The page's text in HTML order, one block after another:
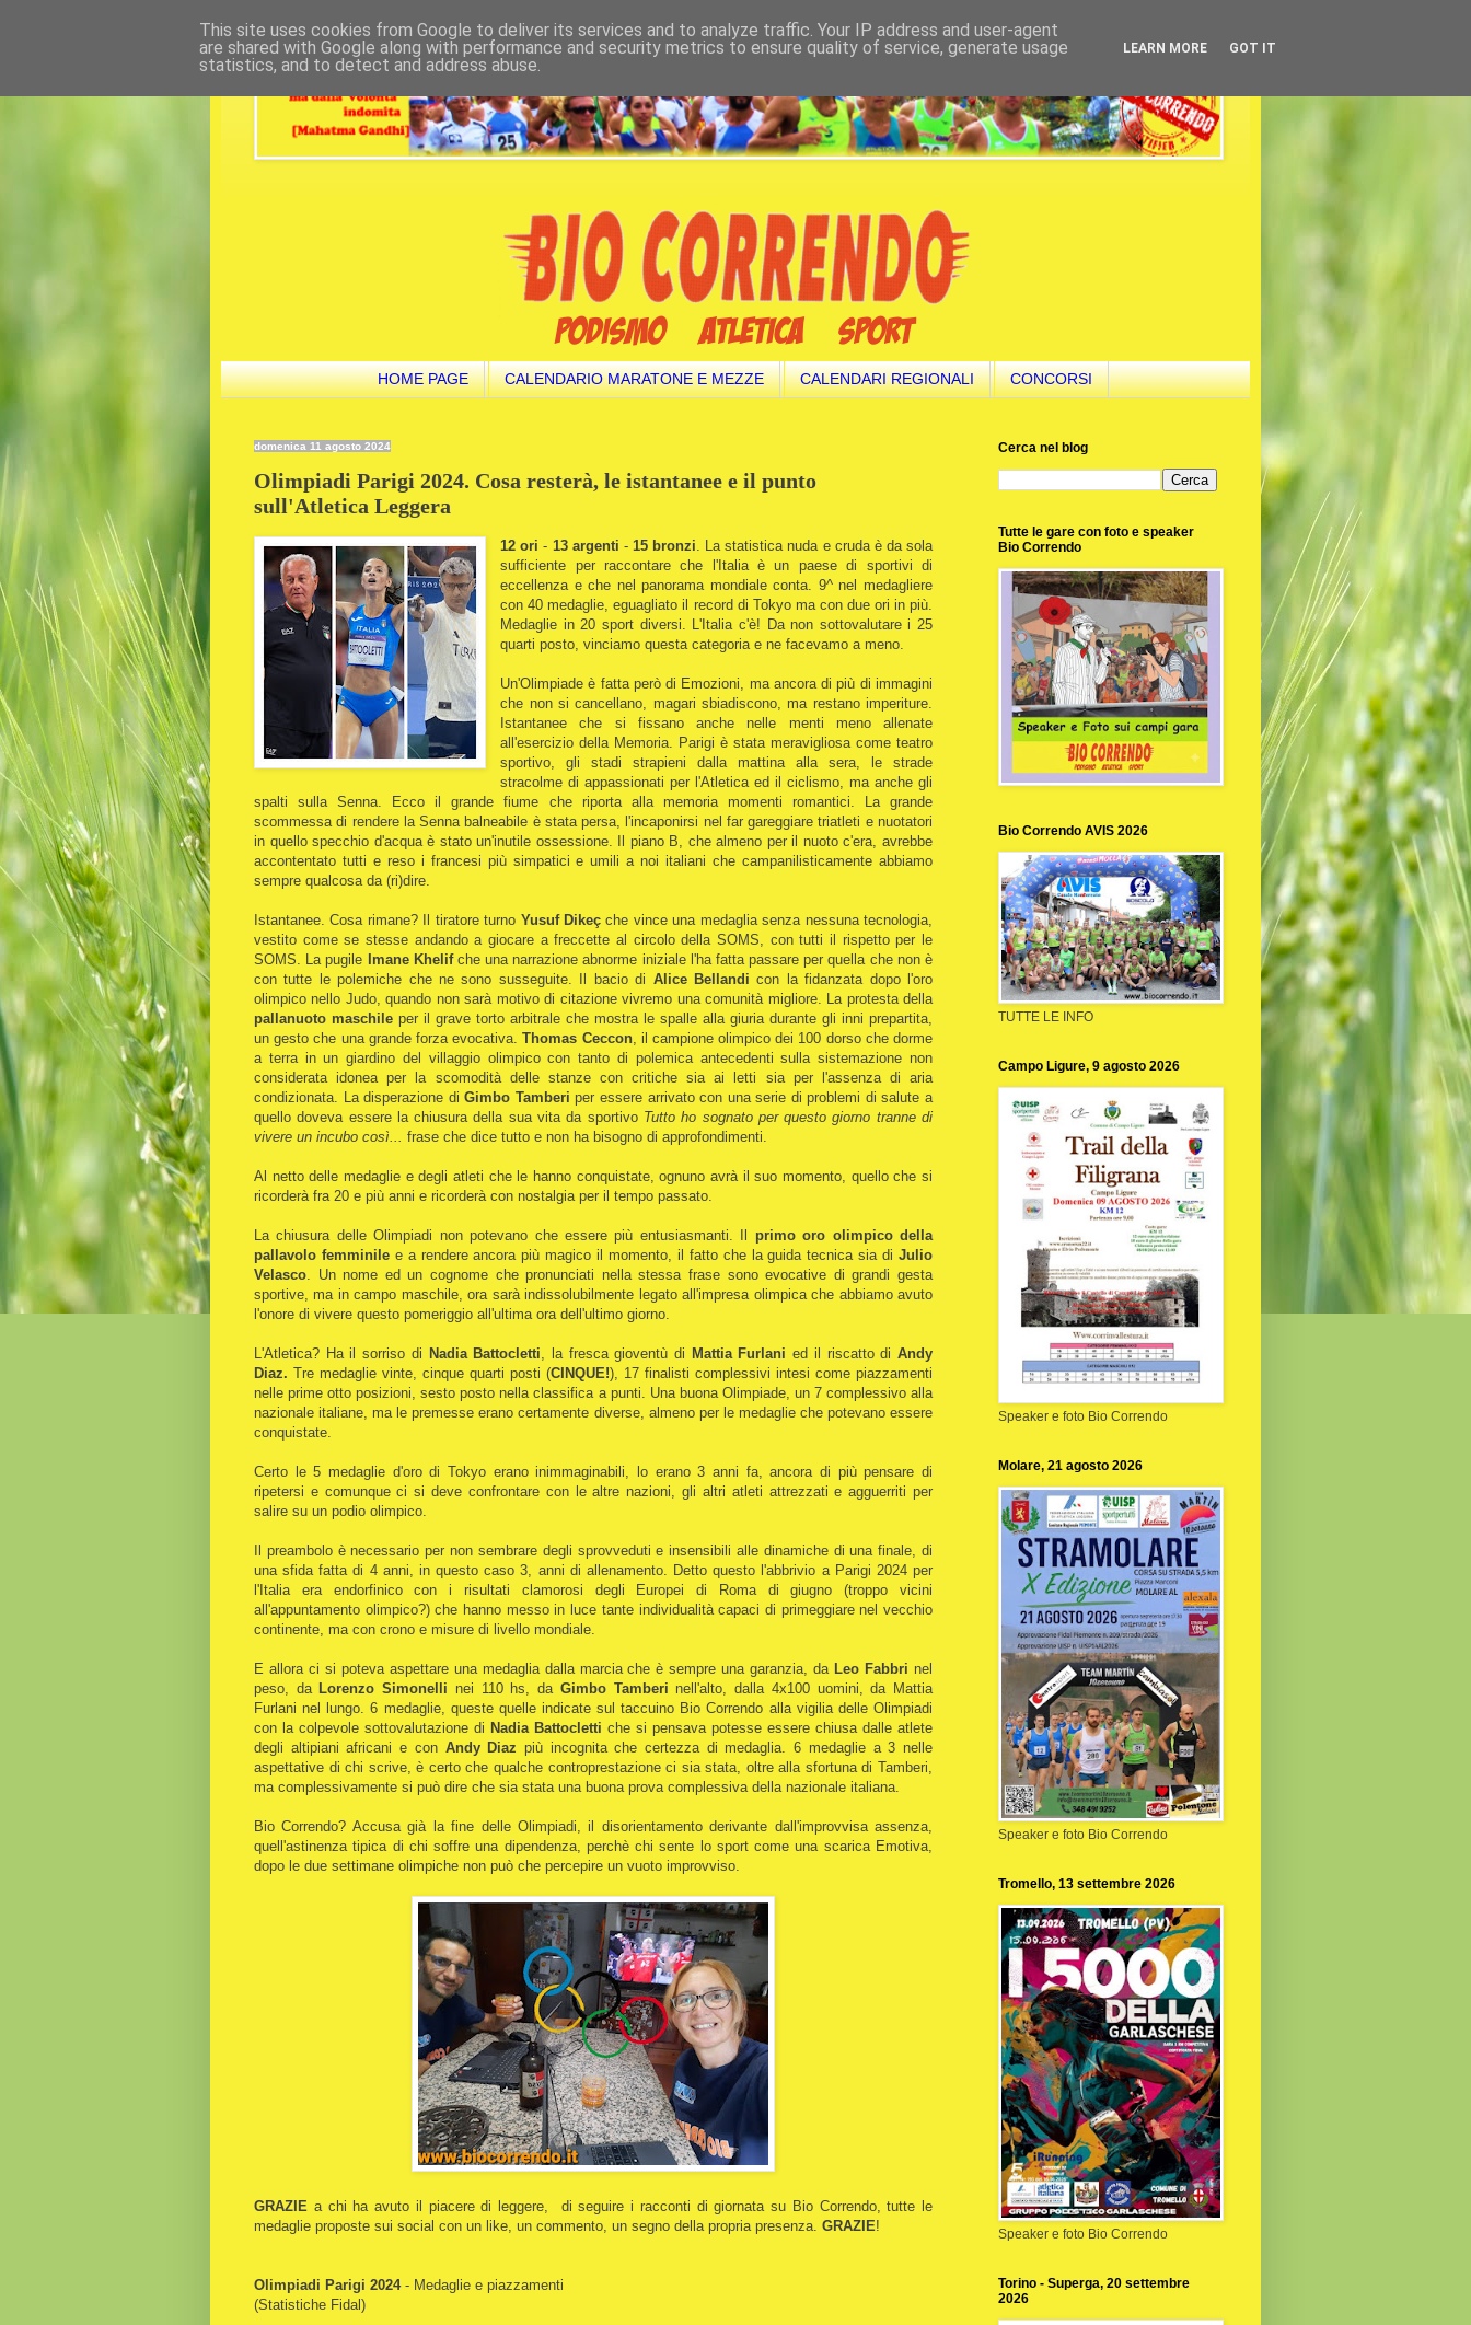
HOME PAGE CALENDARIO MARATONE E MEZZE CALENDARI REGIONALI CONCORSI
domenica 11 agosto 2024
Olimpiadi Parigi 2024. Cosa resterà, le istantanee e il punto
sull'Atletica Leggera
12 ori - 13 argenti - 15 bronzi . La statistica nuda e cruda è da sola
sufficiente per raccontare che l'Italia è un paese di sportivi di
eccellenza e che nel panorama mondiale conta. 9^ nel medagliere
con 40 medaglie, eguagliato il record di Tokyo ma con due ori in più.
Medaglie in 20 sport diversi. L'Italia c'è! Da non sottovalutare i 25
quarti posto, vinciamo questa categoria e ne facevamo a meno.
Un'Olimpiade è fatta però di Emozioni, ma ancora di più di immagini
che non si cancellano, magari sbiadiscono, ma restano imperiture.
Istantanee che si fissano anche nelle menti meno allenate
all'esercizio della Memoria. Parigi è stata meravigliosa come teatro
sportivo, gli stadi strapieni dalla mattina alla sera, le strade
stracolme di appassionati per l'Atletica ed il ciclismo, ma anche gli
spalti sulla Senna. Ecco il grande fiume che riporta alla memoria momenti romantici. La grande
scommessa di rendere la Senna balneabile è stata persa, l'incaponirsi nel far gareggiare triatleti e nuotatori
in quello specchio d'acqua è stato un'inutile ossessione. Il piano B, che almeno per il nuoto c'era, avrebbe
accontentato tutti e reso i francesi più simpatici e umili a noi italiani che campanilisticamente abbiamo
sempre qualcosa da (ri)dire.
Istantanee. Cosa rimane? Il tiratore turno Yusuf Dikeç che vince una medaglia senza nessuna tecnologia,
vestito come se stesse andando a giocare a freccette al circolo della SOMS, con tutti il rispetto per le
SOMS. La pugile
Imane Khelif che una narrazione abnorme iniziale l'ha fatta passare per quella che non è
con tutte le polemiche che ne sono susseguite. Il bacio di Alice Bellandi con la fidanzata dopo l'oro
olimpico nello Judo, quando non sarà motivo di citazione vivremo una comunità migliore. La protesta della
pallanuoto maschile per il grave torto arbitrale che mostra le spalle alla giuria durante gli inni prepartita,
un gesto che una grande forza evocativa.Thomas Ceccon, il campione olimpico dei 100 dorso che dorme
a terra in un giardino del villaggio olimpico con tanto di polemica antecedenti sulla sistemazione non
considerata idonea per la scomodità delle stanze con critiche sia ai letti sia per l'assenza di aria
condizionata. La disperazione diGimbo Tamberi per essere arrivato con una serie di problemi di salute a
quello doveva essere la chiusura della sua vita da sportivo Tutto ho sognato per questo giorno tranne di
vivere un incubo così...
frase che dice tutto e non ha bisogno di approfondimenti.
Al netto delle medaglie e degli atleti che le hanno conquistate, ognuno avrà il suo momento, quello che si
ricorderà fra 20 e più anni e ricorderà con nostalgia per il tempo passato.
La chiusura delle Olimpiadi non potevano che essere più entusiasmanti. Il primo oro olimpico della
pallavolo femminilee a rendere ancora più magico il momento, il fatto che la guida tecnica sia diJulio
Velasco . Un nome ed un cognome che pronunciati nella stessa frase sono evocative di grandi gesta
sportive, ma in campo maschile, ora sarà indissolubilmente legato all'impresa olimpica che abbiamo avuto
l'onore di vivere questo pomeriggio all'ultima ora dell'ultimo giorno.
L'Atletica? Ha il sorriso di Nadia Battocletti , la fresca gioventù di Mattia Furlani ed il riscatto diAndy
Diaz. Tre medaglie vinte, cinque quarti posti (CINQUE!), 17 finalisti complessivi intesi come piazzamenti
nelle prime otto posizioni, sesto posto nella classifica a punti. Una buona Olimpiade, un 7 complessivo alla
nazionale italiane, ma le premesse erano certamente diverse, almeno per le medaglie che potevano essere
conquistate.
Certo le 5 medaglie d'oro di Tokyo erano inimmaginabili, lo erano 3 anni fa, ancora di più pensare di
ripetersi e comunque ci si deve confrontare con le altre nazioni, gli altri atleti attrezzati e agguerriti per
salire su un podio olimpico.
Il preambolo è necessario per non sembrare degli sprovveduti e insensibili alle dinamiche di una finale, di
una sfida fatta di 4 anni, in questo caso 3, anni di allenamento. Detto questo l'abbrivio a Parigi 2024 per
l'Italia era endorfinico con i risultati clamorosi degli Europei di Roma di giugno (troppo vicini
all'appuntamento olimpico?) che hanno messo in luce tante individualità capaci di primeggiare nel vecchio
continente, ma con crono e misure di livello mondiale.
E allora ci si poteva aspettare una medaglia dalla marcia che è sempre una garanzia, da Leo Fabbri nel
peso, da Lorenzo Simonelli nei 110 hs, da Gimbo Tamberi nell'alto, dalla 4x100 uomini, da Mattia
Furlani nel lungo. 6 medaglie, queste quelle indicate sul taccuino Bio Correndo alla vigilia delle Olimpiadi
con la colpevole sottovalutazione di Nadia Battocletti che si pensava potesse essere chiusa dalle atlete
degli altipiani africani e con Andy Diaz più incognita che certezza di medaglia. 6 medaglie a 3 nelle
aspettative di chi scrive, è certo che qualche controprestazione ci sia stata, oltre alla sfortuna di Tamberi,
ma complessivamente si può dire che sia stata una buona prova complessiva della nazionale italiana.
Bio Correndo? Accusa già la fine delle Olimpiadi, il disorientamento derivante dall'improvvisa assenza,
quell'astinenza tipica di chi soffre una dipendenza, perchè chi sente lo sport come una scarica Emotiva,
dopo le due settimane olimpiche non può che percepire un vuoto improvviso.
GRAZIE a chi ha avuto il piacere di leggere, di seguire i racconti di giornata su Bio Correndo, tutte le
medaglie proposte sui social con un like, un commento, un segno della propria presenza. GRAZIE!
Olimpiadi Parigi 2024- Medaglie e piazzamenti
(Statistiche Fidal)
Cerca nel blog
Tutte le gare con foto e speaker
Bio Correndo
Bio Correndo AVIS 2026
TUTTE LE INFO
Campo Ligure, 9 agosto 2026
Speaker e foto Bio Correndo
Molare, 21 agosto 2026
Speaker e foto Bio Correndo
Tromello, 13 settembre 2026
Speaker e foto Bio Correndo
Torino - Superga, 20 settembre
2026
This site uses cookies from Google to deliver its services and to analyze traffic. Your IP address and user-agent
are shared with Google along with performance and security metrics to ensure quality of service, generate usage
statistics, and to detect and address abuse.
LEARN MORE GOT IT